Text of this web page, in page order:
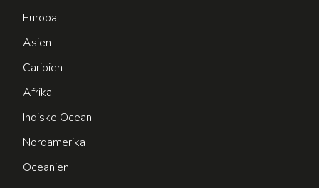
Europa
Asien
Caribien
Afrika
Indiske Ocean
Nordamerika
Oceanien